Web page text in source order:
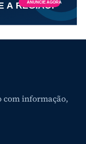
com informação,